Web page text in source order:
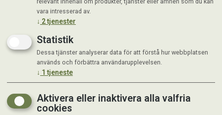
vara intresserad av.
↓ 2tjenester
Statistik
Dessa tjänster analyserar data för att förstå hur webbplatsen
används och förbättra användarupplevelsen.
↓ 1 tjeneste
Aktivera eller inaktivera alla valfria
cookies